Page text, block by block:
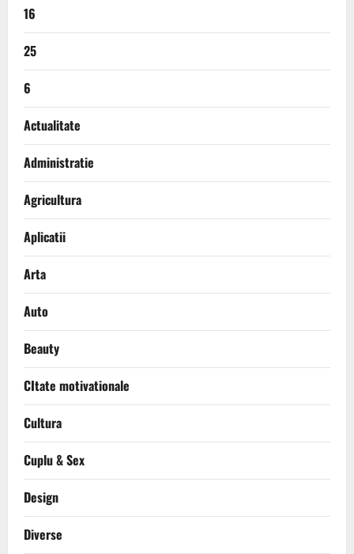
16
25
6
Actualitate
Administratie
Agricultura
Aplicatii
Arta
Auto
Beauty
CItate motivationale
Cultura
Cuplu & Sex
Design
Diverse